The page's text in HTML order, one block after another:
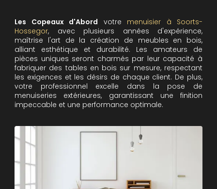
Les Copeaux d'Abord votre menuisier à Soorts-
Hossegor, avec plusieurs années d'expérience,
maîtrise l'art de la création de meubles en bois,
alliant esthétique et durabilité. Les amateurs de
pièces uniques seront charmés par leur capacité à
fabriquer des tables en bois sur mesure, respectant
les exigences et les désirs de chaque client. De plus,
votre professionnel excelle dans la pose de
menuiseries extérieures, garantissant une finition
impeccable et une performance optimale.